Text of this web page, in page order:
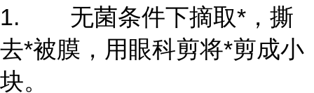
1. 无菌条件下摘取*，撕
去*被膜，用眼科剪将*剪成小
块。